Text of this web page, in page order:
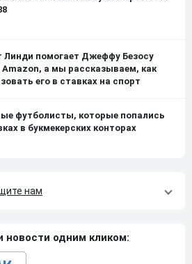
Линди помогает Джеффу Безосу
Amazon, а мы рассказываем, как
его в ставках на спорт
футболисты, которые попались
в букмекерских конторах
нам
одним кликом: